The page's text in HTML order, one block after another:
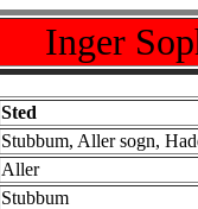
Inger
Sted
Stubbum, Aller sogn,
Aller
Stubbum